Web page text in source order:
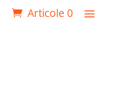
Articole 0